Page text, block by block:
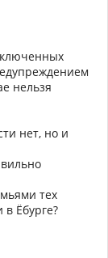
нельзя
нет, но и
тех
в Ёбурге?